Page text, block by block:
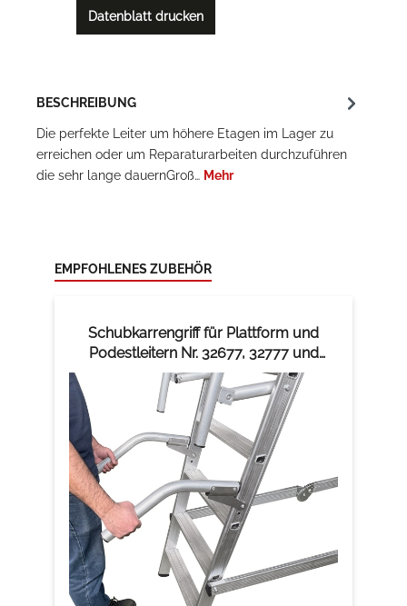
Datenblatt drucken
BESCHREIBUNG
Die perfekte Leiter um höhere Etagen im Lager zu
erreichen oder um Reparaturarbeiten durchzuführen
die sehr lange dauernGroß… Mehr
EMPFOHLENES ZUBEHÖR
Schubkarrengriff für Plattform und
Podestleitern Nr. 32677, 32777 und
32778